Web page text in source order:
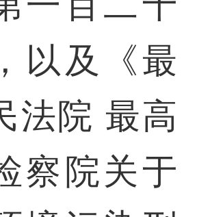
以及《最
法院 最高
察院关于